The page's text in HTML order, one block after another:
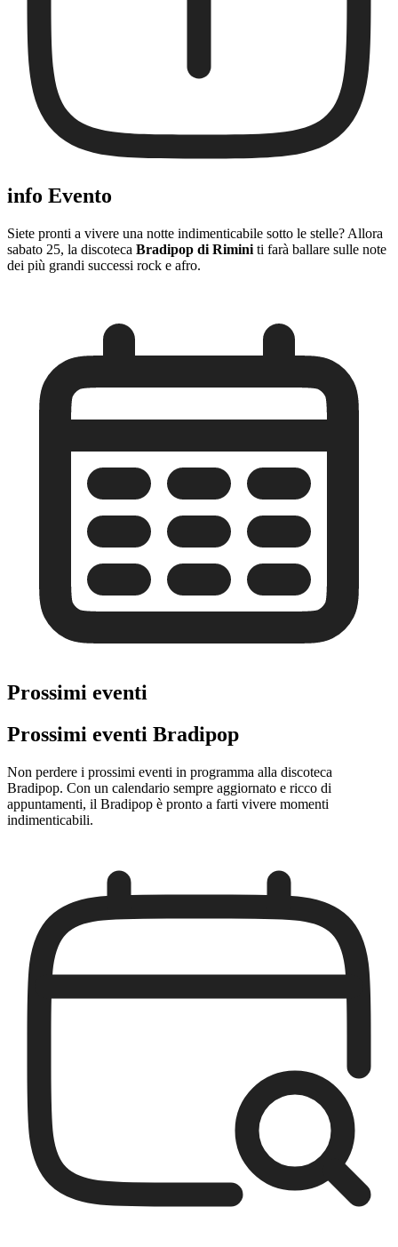
info Evento
Siete pronti a vivere una notte indimenticabile sotto le stelle? Allora
sabato 25, la discoteca Bradipop di Rimini ti farà ballare sulle note
dei più grandi successi rock e afro.
Prossimi eventi
Prossimi eventi Bradipop
Non perdere i prossimi eventi in programma alla discoteca
Bradipop. Con un calendario sempre aggiornato e ricco di
appuntamenti, il Bradipop è pronto a farti vivere momenti
indimenticabili.